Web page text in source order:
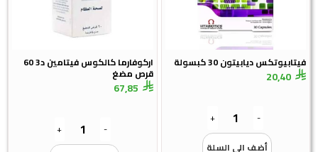
فيتابيوتكس ديابيتون 30 كبسولة
20,40
-
+
أضف الى السلة
اركوفارما كالكوس فيتامين د3 60
قرص مضغ
67,85
-
+